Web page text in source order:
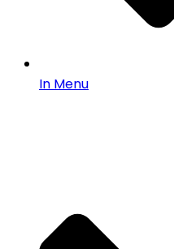
In Menu